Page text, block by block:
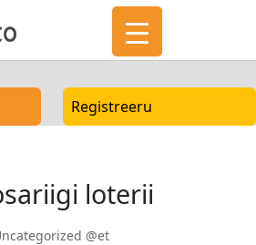
Registreeru
loterii
@et